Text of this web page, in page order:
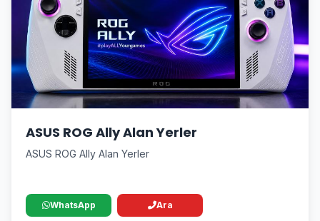
ASUS ROG Ally Alan Yerler
ASUS ROG Ally Alan Yerler
WhatsApp Ara